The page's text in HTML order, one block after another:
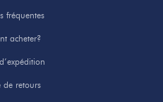
fréquentes
acheter?
de retours